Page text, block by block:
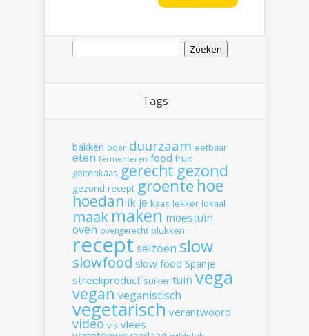
Zoeken
Tags
bakken boer duurzaam eetbaar
eten fermenteren food fruit
geitenkaas gerecht gezond
gezond recept groente hoe
hoedan ik je kaas lekker lokaal
maak maken moestuin
oven ovengerecht plukken
recept seizoen slow
slowfood slow food Spanje
streekproduct suiker tuin vega
vegan veganistisch
vegetarisch verantwoord
video vis vlees